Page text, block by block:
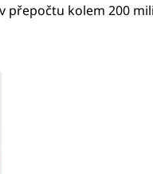
přepočtu kolem 200